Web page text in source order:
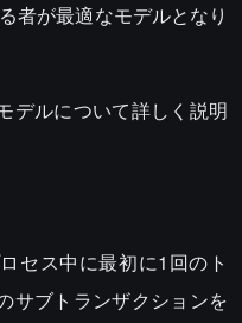
者が最適なモデルとなり
デルについて詳しく説明
セス中に最初に1回のト
サブトランザクションを